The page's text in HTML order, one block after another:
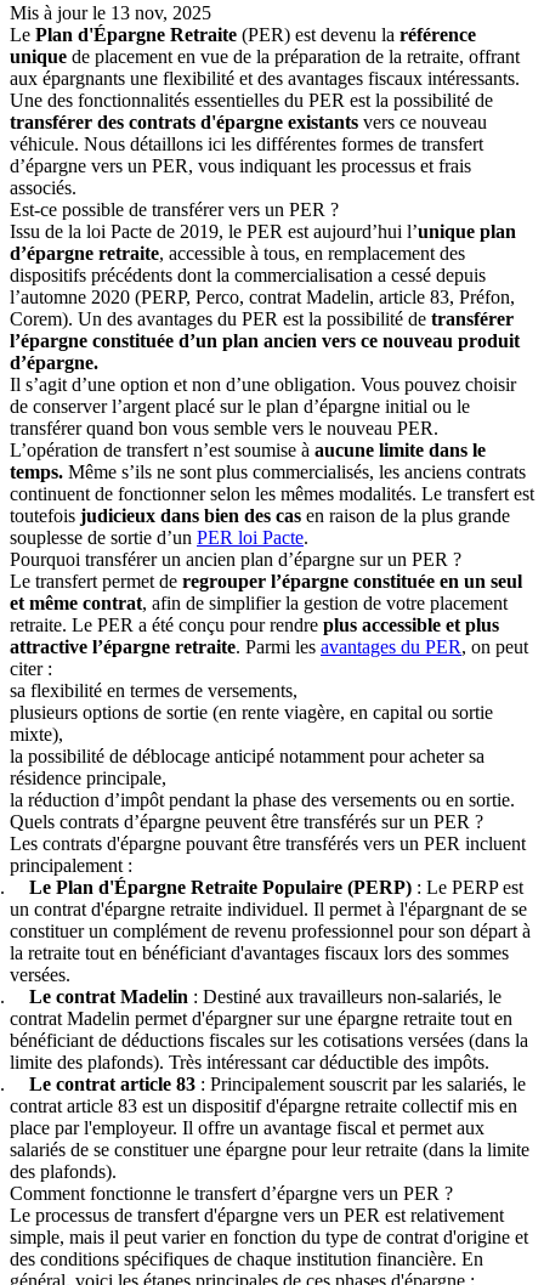
Mis à jour le 13 nov, 2025
Le Plan d'Épargne Retraite (PER) est devenu la référence
unique de placement en vue de la préparation de la retraite, offrant
aux épargnants une flexibilité et des avantages fiscaux intéressants.
Une des fonctionnalités essentielles du PER est la possibilité de
transférer des contrats d'épargne existants vers ce nouveau
véhicule. Nous détaillons ici les différentes formes de transfert
d’épargne vers un PER, vous indiquant les processus et frais
associés.
Est-ce possible de transférer vers un PER ?
Issu de la loi Pacte de 2019, le PER est aujourd’hui l’unique plan
d’épargne retraite, accessible à tous, en remplacement des
dispositifs précédents dont la commercialisation a cessé depuis
l’automne 2020 (PERP, Perco, contrat Madelin, article 83, Préfon,
Corem). Un des avantages du PER est la possibilité de transférer
l’épargne constituée d’un plan ancien vers ce nouveau produit
d’épargne.
Il s’agit d’une option et non d’une obligation. Vous pouvez choisir
de conserver l’argent placé sur le plan d’épargne initial ou le
transférer quand bon vous semble vers le nouveau PER.
L’opération de transfert n’est soumise à aucune limite dans le
temps. Même s’ils ne sont plus commercialisés, les anciens contrats
continuent de fonctionner selon les mêmes modalités. Le transfert est
toutefois judicieux dans bien des cas en raison de la plus grande
souplesse de sortie d’un PER loi Pacte.
Pourquoi transférer un ancien plan d’épargne sur un PER ?
Le transfert permet de regrouper l’épargne constituée en un seul
et même contrat, afin de simplifier la gestion de votre placement
retraite. Le PER a été conçu pour rendre plus accessible et plus
attractive l’épargne retraite. Parmi les avantages du PER, on peut
citer :
sa flexibilité en termes de versements,
plusieurs options de sortie (en rente viagère, en capital ou sortie
mixte),
la possibilité de déblocage anticipé notamment pour acheter sa
résidence principale,
la réduction d’impôt pendant la phase des versements ou en sortie.
Quels contrats d’épargne peuvent être transférés sur un PER ?
Les contrats d'épargne pouvant être transférés vers un PER incluent
principalement :
Le Plan d'Épargne Retraite Populaire (PERP) : Le PERP est
un contrat d'épargne retraite individuel. Il permet à l'épargnant de se
constituer un complément de revenu professionnel pour son départ à
la retraite tout en bénéficiant d'avantages fiscaux lors des sommes
versées.
Le contrat Madelin : Destiné aux travailleurs non-salariés, le
contrat Madelin permet d'épargner sur une épargne retraite tout en
bénéficiant de déductions fiscales sur les cotisations versées (dans la
limite des plafonds). Très intéressant car déductible des impôts.
Le contrat article 83 : Principalement souscrit par les salariés, le
contrat article 83 est un dispositif d'épargne retraite collectif mis en
place par l'employeur. Il offre un avantage fiscal et permet aux
salariés de se constituer une épargne pour leur retraite (dans la limite
des plafonds).
Comment fonctionne le transfert d’épargne vers un PER ?
Le processus de transfert d'épargne vers un PER est relativement
simple, mais il peut varier en fonction du type de contrat d'origine et
des conditions spécifiques de chaque institution financière. En
général, voici les étapes principales de ces phases d'épargne :